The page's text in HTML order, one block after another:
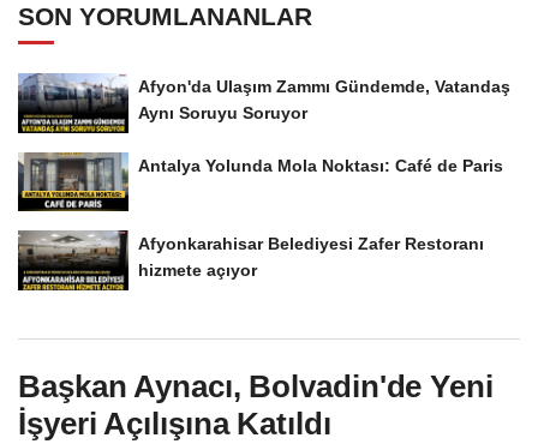
SON YORUMLANANLAR
Afyon'da Ulaşım Zammı Gündemde, Vatandaş
Aynı Soruyu Soruyor
Antalya Yolunda Mola Noktası: Café de Paris
Afyonkarahisar Belediyesi Zafer Restoranı
hizmete açıyor
Başkan Aynacı, Bolvadin'de Yeni
İşyeri Açılışına Katıldı